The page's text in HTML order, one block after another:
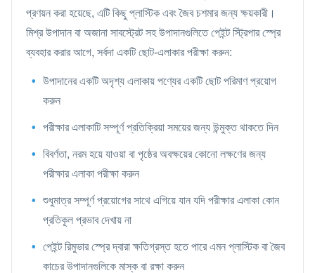
প্রণয়ন করা হয়েছে, এটি কিছু প্লাস্টিক এবং জৈব চশমার জন্য ক্ষয়কারী।
মিশ্র উপাদান বা অজানা সাবস্ট্রেট সহ উপাদানগুলিতে পেইন্ট স্ট্রিপার স্প্রে
ব্যবহার করার আগে, সর্বদা একটি ছোট-এলাকার পরীক্ষা করুন:
উপাদানের একটি অদৃশ্য এলাকায় পণ্যের একটি ছোট পরিমাণ প্রয়োগ
করুন
পরীক্ষার এলাকাটি সম্পূর্ণ প্রতিক্রিয়া সময়ের জন্য উন্মুক্ত থাকতে দিন
বিবর্ণতা, নরম হয়ে যাওয়া বা পৃষ্ঠের অবক্ষয়ের কোনো লক্ষণের জন্য
পরীক্ষার এলাকা পরীক্ষা করুন
শুধুমাত্র সম্পূর্ণ প্রয়োগের সাথে এগিয়ে যান যদি পরীক্ষার এলাকা কোন
প্রতিকূল প্রভাব দেখায় না
পেইন্ট রিমুভার স্প্রে দ্বারা ক্ষতিগ্রস্ত হতে পারে এমন প্লাস্টিক বা জৈব
কাচের উপাদানগুলিকে মাস্ক বা রক্ষা করুন